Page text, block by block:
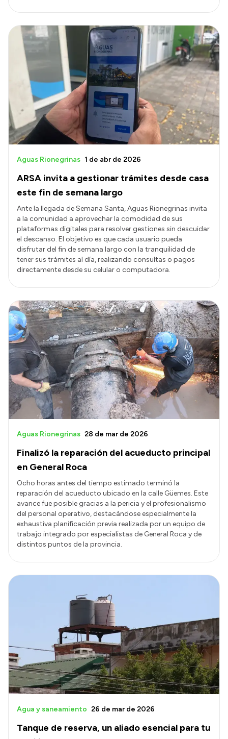
ARSA invita a gestionar trámites desde casa
este fin de semana largo
Aguas Rionegrinas 1 de abr de 2026
Ante la llegada de Semana Santa, Aguas Rionegrinas invita
a la comunidad a aprovechar la comodidad de sus
plataformas digitales para resolver gestiones sin descuidar
el descanso. El objetivo es que cada usuario pueda
disfrutar del fin de semana largo con la tranquilidad de
tener sus trámites al día, realizando consultas o pagos
directamente desde su celular o computadora.
Finalizó la reparación del acueducto principal
en General Roca
Aguas Rionegrinas 28 de mar de 2026
Ocho horas antes del tiempo estimado terminó la
reparación del acueducto ubicado en la calle Güemes. Este
avance fue posible gracias a la pericia y el profesionalismo
del personal operativo, destacándose especialmente la
exhaustiva planificación previa realizada por un equipo de
trabajo integrado por especialistas de General Roca y de
distintos puntos de la provincia.
Tanque de reserva, un aliado esencial para tu
Agua y saneamiento 26 de mar de 2026